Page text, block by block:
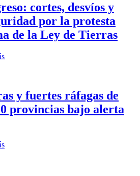
cortes, desvíos y
por la protesta
de la Ley de Tierras
y fuertes ráfagas de
provincias bajo alerta